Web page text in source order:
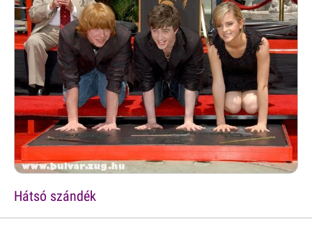
Hátsó szándék